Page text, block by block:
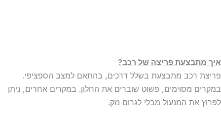
איך מתבצעת פריצה של רכב?
פריצת רכב מתבצעת בשלל דרכים, בהתאם למצב הספציפי.
במקרים מסוימים, פשוט שוברים את החלון. במקרים אחרים, ניתן
לפרוץ את המנעול מבלי לגרום נזק.